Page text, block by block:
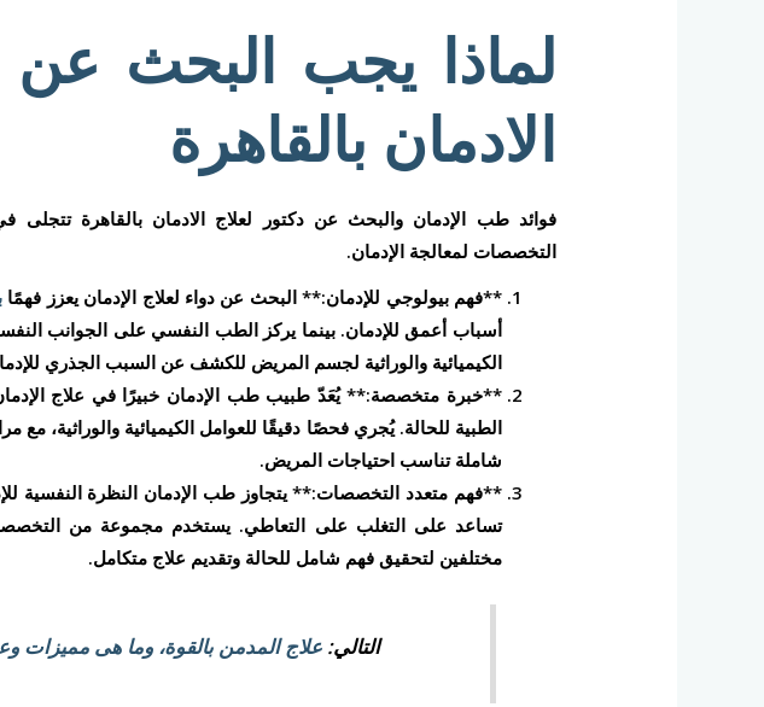
لماذا يجب البحث عن
الادمان بالقاهرة
فوائد طب الإدمان والبحث عن دكتور لعلاج الادمان بالقاهرة
التخصصات لمعالجة الإدمان.
**فهم بيولوجي للإدمان:** البحث عن دواء لعلاج الإدمان يعزز فهمًا
أسباب أعمق للإدمان. بينما يركز الطب النفسي على الجوانب
الكيميائية والوراثية لجسم المريض للكشف عن السبب الجذري
**خبرة متخصصة:** يُعَدّ طبيب طب الإدمان خبيرًا في علاج
الطبية للحالة. يُجري فحصًا دقيقًا للعوامل الكيميائية والوراثية، مع
شاملة تناسب احتياجات المريض.
**فهم متعدد التخصصات:** يتجاوز طب الإدمان النظرة النفسية
تساعد على التغلب على التعاطي. يستخدم مجموعة من
مختلفين لتحقيق فهم شامل للحالة وتقديم علاج متكامل.
التالي: علاج المدمن بالقوة، وما هى مميزات